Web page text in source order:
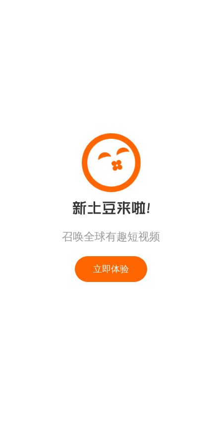
召唤全球有趣短视频
立即体验